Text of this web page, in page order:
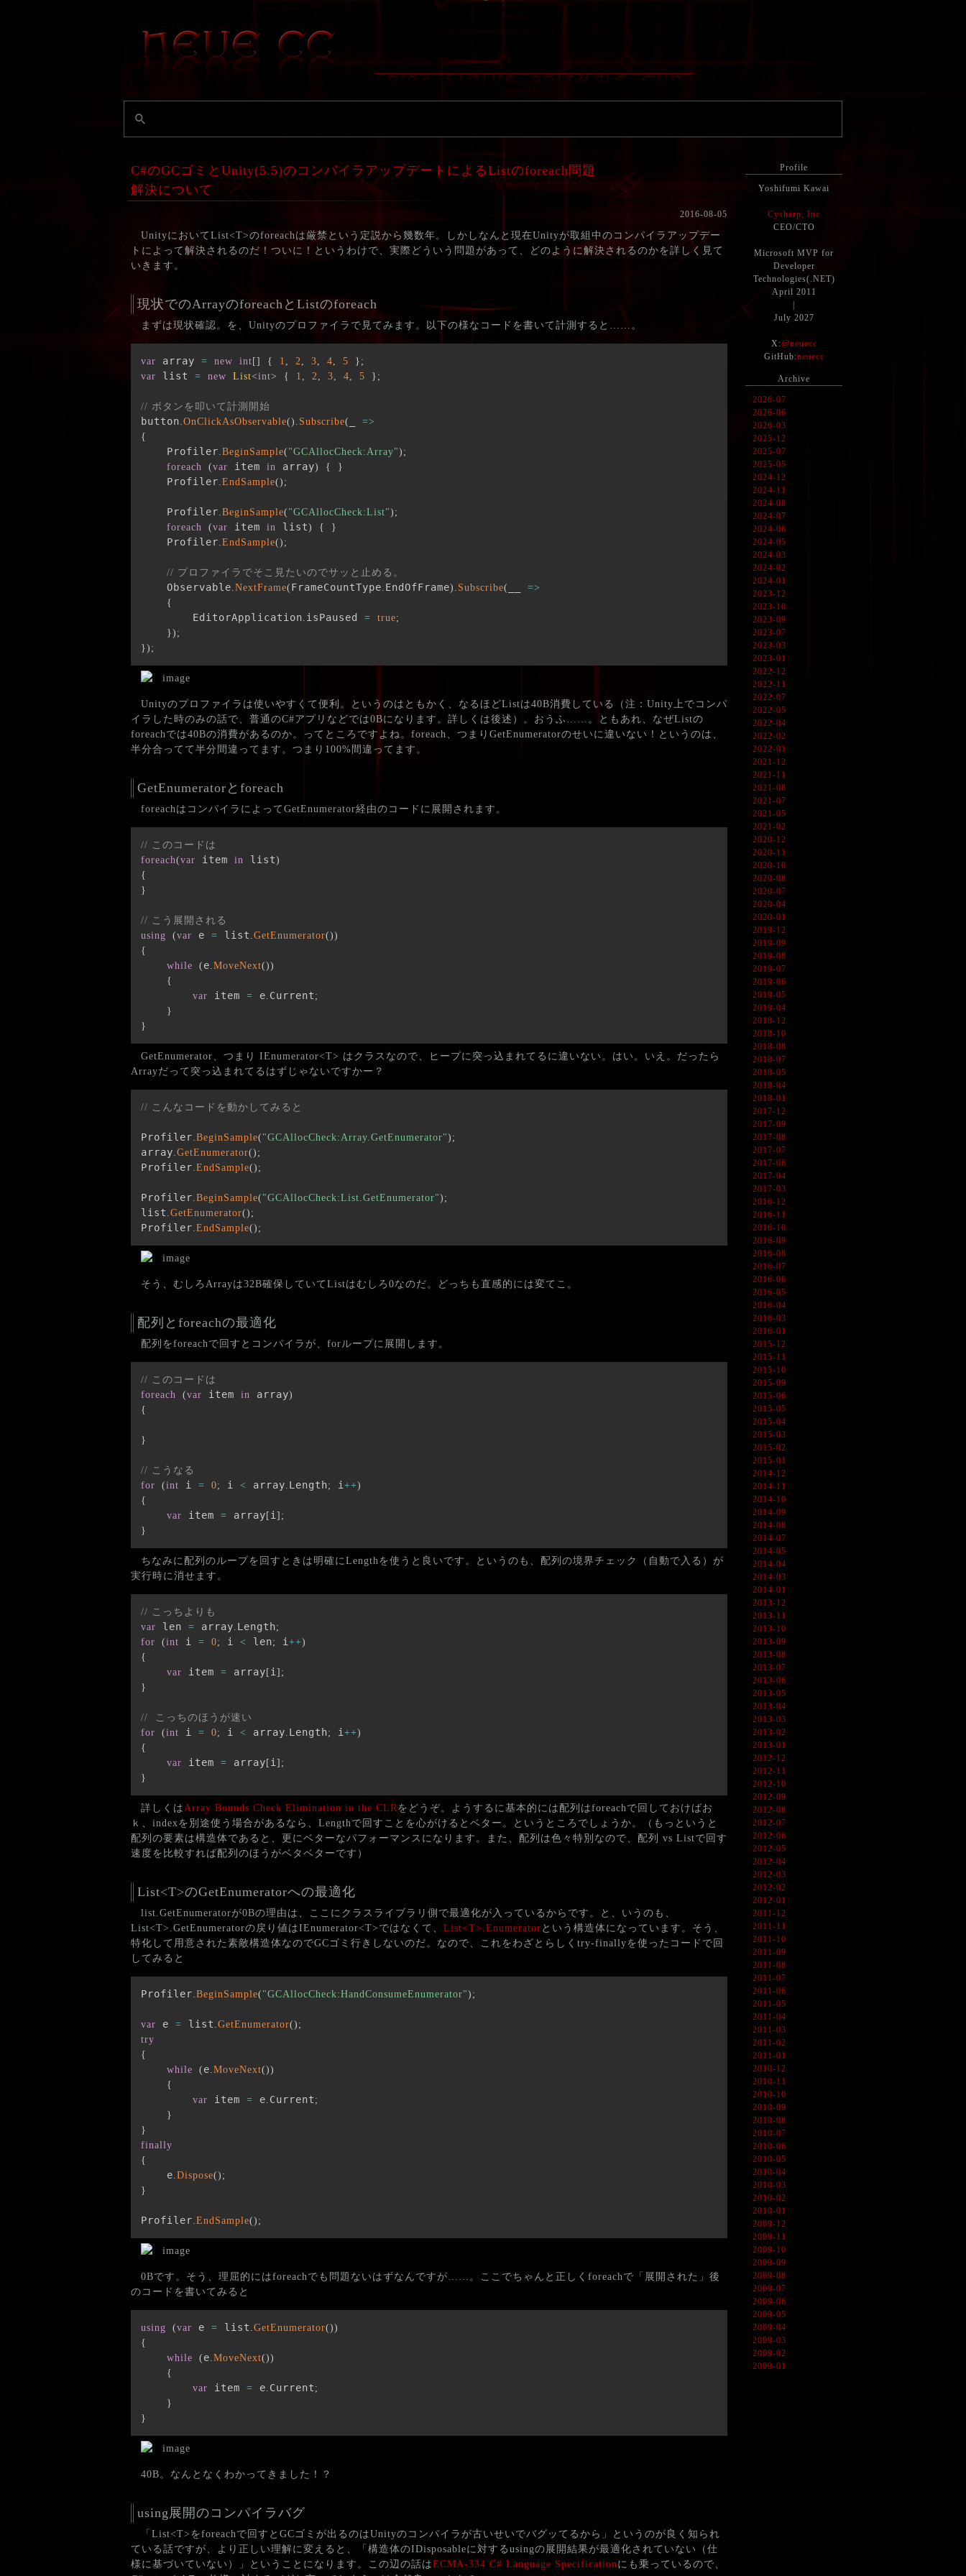
C#のGCゴミとUnity(5.5)のコンパイラアップデートによるListのforeach問題
解決について
2016-08-05
UnityにおいてList<T>のforeachは厳禁という定説から幾数年。しかしなんと現在Unityが取組中のコンパイラアップデー
トによって解決されるのだ！ついに！というわけで、実際どういう問題があって、どのように解決されるのかを詳しく見て
いきます。
現状でのArrayのforeachとListのforeach
まずは現状確認。を、Unityのプロファイラで見てみます。以下の様なコードを書いて計測すると……。
var array = new int [] { 1 , 2, 3, 4, 5 } ;
var list = new List<int> { 1 , 2, 3, 4, 5 } ;
// ボタンを叩いて計測開始
button.OnClickAsObservable() . Subscribe(
=>
{
    Profiler
.BeginSample( "GCAllocCheck:Array") ;
foreach
(var item in array) { }
    Profiler
.EndSample() ;
    Profiler
.BeginSample( "GCAllocCheck:List") ;
foreach
(var item in list) { }
    Profiler
.EndSample() ;
// プロファイラでそこ見たいのでサッと止める。
    Observable
.NextFrame( FrameCountType. EndOfFrame) . Subscribe(
=>
{
        EditorApplication
. isPaused = true;
}) ;
}) ;
Unityのプロファイラは使いやすくて便利。というのはともかく、なるほどListは40B消費している（注：Unity上でコンパ
イラした時のみの話で、普通のC#アプリなどでは0Bになります。詳しくは後述）。おうふ……。ともあれ、なぜListの
foreachでは40Bの消費があるのか。ってところですよね。foreach、つまりGetEnumeratorのせいに違いない！というのは、
半分合ってて半分間違ってます。つまり100%間違ってます。
GetEnumeratorとforeach
foreachはコンパイラによってGetEnumerator経由のコードに展開されます。
// このコードは
foreach(var item in list)
{
}
// こう展開される
using
(var e = list .GetEnumerator())
{
while
( e.MoveNext())
{
var item = e. Current ;
}
}
GetEnumerator、つまり IEnumerator<T> はクラスなので、ヒープに突っ込まれてるに違いない。はい。いえ。だったら
Arrayだって突っ込まれてるはずじゃないですかー？
// こんなコードを動かしてみると
Profiler.BeginSample( "GCAllocCheck:Array.GetEnumerator") ;
array.GetEnumerator() ;
Profiler.EndSample() ;
Profiler.BeginSample( "GCAllocCheck:List.GetEnumerator") ;
list .GetEnumerator() ;
Profiler.EndSample() ;
そう、むしろArrayは32B確保していてListはむしろ0なのだ。どっちも直感的には変てこ。
配列とforeachの最適化
配列をforeachで回すとコンパイラが、forループに展開します。
// このコードは
foreach
(var item in array)
{
}
// こうなる
for
(int i = 0; i < array. Length; i ++)
{
var item = array [ i ] ;
}
ちなみに配列のループを回すときは明確にLengthを使うと良いです。というのも、配列の境界チェック（自動で入る）が
実行時に消せます。
// こっちよりも
var len = array. Length;
for
(int i = 0; i < len; i ++)
{
var item = array [ i ] ;
}
//  こっちのほうが速い
for
(int i = 0; i < array. Length; i ++)
{
var item = array [ i ] ;
}
詳しくはArray Bounds Check Elimination in the CLRをどうぞ。ようするに基本的には配列はforeachで回しておけばお
ｋ、indexを別途使う場合があるなら、Lengthで回すことを心がけるとベター。というところでしょうか。（もっというと
配列の要素は構造体であると、更にベターなパフォーマンスになります。また、配列は色々特別なので、配列 vs Listで回す
速度を比較すれば配列のほうがベタベターです）
List<T>のGetEnumeratorへの最適化
list.GetEnumeratorが0Bの理由は、ここにクラスライブラリ側で最適化が入っているからです。と、いうのも、
List<T>.GetEnumeratorの戻り値はIEnumerator<T>ではなくて、 List<T>.Enumerator という構造体になっています。そう、
特化して用意された素敵構造体なのでGCゴミ行きしないのだ。なので、これをわざとらしくtry-finallyを使ったコードで回
してみると
Profiler.BeginSample( "GCAllocCheck:HandConsumeEnumerator") ;
var e = list .GetEnumerator() ;
try
{
while
( e.MoveNext())
{
var item = e. Current ;
}
}
finally
{
    e
.Dispose() ;
}
Profiler.EndSample() ;
0Bです。そう、理屈的にはforeachでも問題ないはずなんですが……。ここでちゃんと正しくforeachで「展開された」後
のコードを書いてみると
using (var e = list .GetEnumerator())
{
while
( e.MoveNext())
{
var item = e. Current ;
}
}
40B。なんとなくわかってきました！？
using展開のコンパイラバグ
「List<T>をforeachで回すとGCゴミが出るのはUnityのコンパイラが古いせいでバグッてるから」というのが良く知られ
ている話ですが、より正しい理解に変えると、「構造体のIDisposableに対するusingの展開結果が最適化されていない（仕
様に基づいていない）」ということになります。この辺の話はECMA-334 C# Language Specificationにも乗っているので、
Profile
Yoshifumi Kawai
Cysharp, Inc
CEO/CTO
Microsoft MVP for
Developer
Technologies(.NET)
April 2011
July 2027
X:@neuecc
GitHub:neuecc
Archive
2026-07
2026-06
2026-03
2025-12
2025-07
2025-05
2024-12
2024-11
2024-08
2024-07
2024-06
2024-05
2024-03
2024-02
2024-01
2023-12
2023-10
2023-09
2023-07
2023-03
2023-01
2022-12
2022-11
2022-07
2022-05
2022-04
2022-02
2022-01
2021-12
2021-11
2021-08
2021-07
2021-05
2021-02
2020-12
2020-11
2020-10
2020-08
2020-07
2020-04
2020-01
2019-12
2019-09
2019-08
2019-07
2019-06
2019-05
2019-04
2018-12
2018-10
2018-08
2018-07
2018-05
2018-04
2018-01
2017-12
2017-09
2017-08
2017-07
2017-06
2017-04
2017-03
2016-12
2016-11
2016-10
2016-09
2016-08
2016-07
2016-06
2016-05
2016-04
2016-03
2016-01
2015-12
2015-11
2015-10
2015-09
2015-06
2015-05
2015-04
2015-03
2015-02
2015-01
2014-12
2014-11
2014-10
2014-09
2014-08
2014-07
2014-05
2014-04
2014-03
2014-01
2013-12
2013-11
2013-10
2013-09
2013-08
2013-07
2013-06
2013-05
2013-04
2013-03
2013-02
2013-01
2012-12
2012-11
2012-10
2012-09
2012-08
2012-07
2012-06
2012-05
2012-04
2012-03
2012-02
2012-01
2011-12
2011-11
2011-10
2011-09
2011-08
2011-07
2011-06
2011-05
2011-04
2011-03
2011-02
2011-01
2010-12
2010-11
2010-10
2010-09
2010-08
2010-07
2010-06
2010-05
2010-04
2010-03
2010-02
2010-01
2009-12
2009-11
2009-10
2009-09
2009-08
2009-07
2009-06
2009-05
2009-04
2009-03
2009-02
2009-01